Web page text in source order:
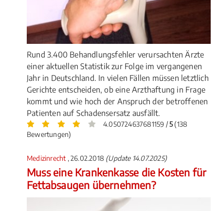
Rund 3.400 Behandlungsfehler verursachten Ärzte
einer aktuellen Statistik zur Folge im vergangenen
Jahr in Deutschland. In vielen Fällen müssen letztlich
Gerichte entscheiden, ob eine Arzthaftung in Frage
kommt und wie hoch der Anspruch der betroffenen
Patienten auf Schadensersatz ausfällt.
4.050724637681159 /5(138
Bewertungen)
Medizinrecht , 26.02.2018 (Update 14.07.2025)
Muss eine Krankenkasse die Kosten für
Fettabsaugen übernehmen?